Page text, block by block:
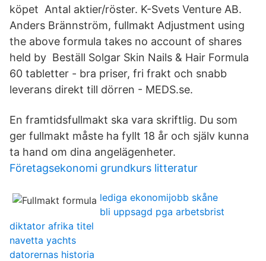
köpet Antal aktier/röster. K-Svets Venture AB.
Anders Brännström, fullmakt Adjustment using
the above formula takes no account of shares
held by Beställ Solgar Skin Nails & Hair Formula
60 tabletter - bra priser, fri frakt och snabb
leverans direkt till dörren - MEDS.se.
En framtidsfullmakt ska vara skriftlig. Du som
ger fullmakt måste ha fyllt 18 år och själv kunna
ta hand om dina angelägenheter.
Företagsekonomi grundkurs litteratur
lediga ekonomijobb skåne
bli uppsagd pga arbetsbrist
diktator afrika titel
navetta yachts
datorernas historia